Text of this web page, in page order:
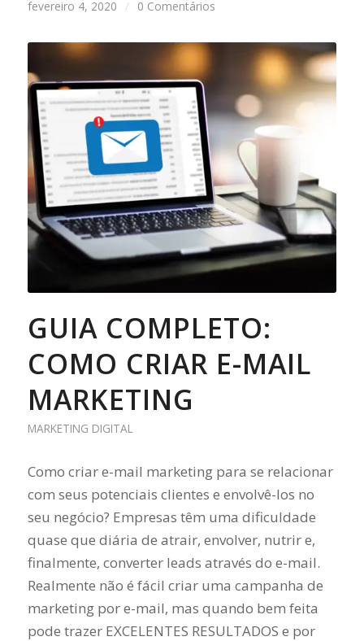
fevereiro 4, 2020 / 0 Comentários
GUIA COMPLETO:
COMO CRIAR E-MAIL
MARKETING
MARKETING DIGITAL
Como criar e-mail marketing para se relacionar
com seus potenciais clientes e envolvê-los no
seu negócio? Empresas têm uma dificuldade
quase que diária de atrair, envolver, nutrir e,
finalmente, converter leads através do e-mail.
Realmente não é fácil criar uma campanha de
marketing por e-mail, mas quando bem feita
pode trazer EXCELENTES RESULTADOS e por